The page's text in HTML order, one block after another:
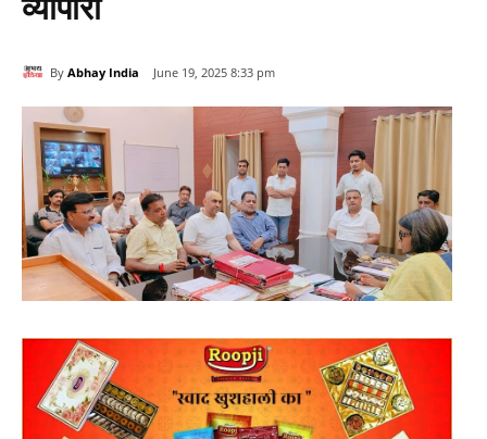
व्‍यापारी
By Abhay India June 19, 2025 8:33 pm